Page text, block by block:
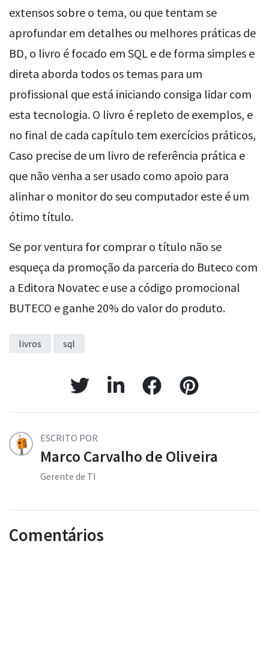
extensos sobre o tema, ou que tentam se
aprofundar em detalhes ou melhores práticas de
BD, o livro é focado em SQL e de forma simples e
direta aborda todos os temas para um
profissional que está iniciando consiga lidar com
esta tecnologia. O livro é repleto de exemplos, e
no final de cada capítulo tem exercícios práticos,
Caso precise de um livro de referência prática e
que não venha a ser usado como apoio para
alinhar o monitor do seu computador este é um
ótimo título.
Se por ventura for comprar o título não se
esqueça da promoção da parceria do Buteco com
a Editora Novatec e use a código promocional
BUTECO e ganhe 20% do valor do produto.
livros sql
ESCRITO POR
Marco Carvalho de Oliveira
Gerente de TI
Comentários